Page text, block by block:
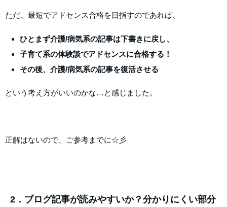
ただ、最短でアドセンス合格を目指すのであれば、
ひとまず介護/病気系の記事は下書きに戻し、
子育て系の体験談でアドセンスに合格する！
その後、介護/病気系の記事を復活させる
という考え方がいいのかな…と感じました。
正解はないので、ご参考までに☆彡
2．ブログ記事が読みやすいか？分かりにくい部分